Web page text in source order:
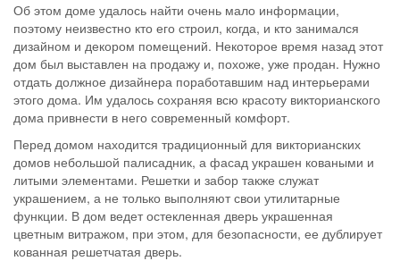
Об этом доме удалось найти очень мало информации,
поэтому неизвестно кто его строил, когда, и кто занимался
дизайном и декором помещений. Некоторое время назад этот
дом был выставлен на продажу и, похоже, уже продан. Нужно
отдать должное дизайнера поработавшим над интерьерами
этого дома. Им удалось сохраняя всю красоту викторианского
дома привнести в него современный комфорт.
Перед домом находится традиционный для викторианских
домов небольшой палисадник, а фасад украшен коваными и
литыми элементами. Решетки и забор также служат
украшением, а не только выполняют свои утилитарные
функции. В дом ведет остекленная дверь украшенная
цветным витражом, при этом, для безопасности, ее дублирует
кованная решетчатая дверь.